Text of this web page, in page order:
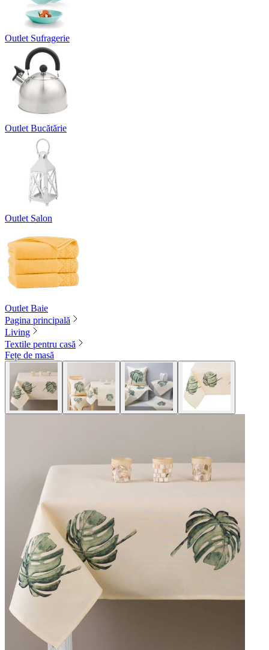
Outlet Sufragerie
Outlet Bucătărie
Outlet Salon
Outlet Baie
Pagina principală
Living
Textile pentru casă
Fețe de masă